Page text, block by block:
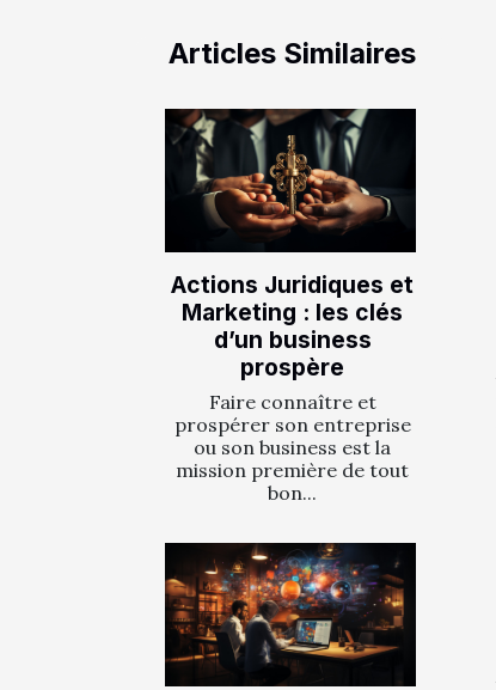
Articles Similaires
Actions Juridiques et
Marketing : les clés
d’un business
prospère
Faire connaître et
prospérer son entreprise
ou son business est la
mission première de tout
bon...